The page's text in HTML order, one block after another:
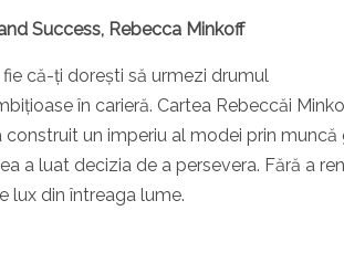
Success, Rebecca Minkoff
că-ți dorești să urmezi drumul
în carieră. Cartea Rebeccăi
un imperiu al modei prin muncă
a luat decizia de a persevera. Fără a
lux din întreaga lume.